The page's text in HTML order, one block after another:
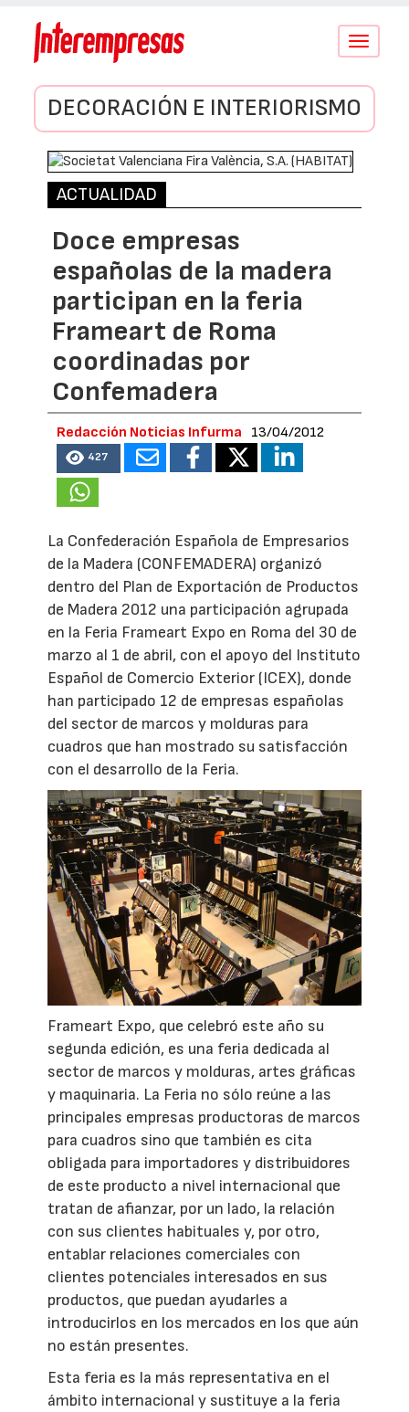
Conmutar
DECORACIÓN E INTERIORISMO
ACTUALIDAD
Doce empresas
españolas de la madera
participan en la feria
Frameart de Roma
coordinadas por
Confemadera
Redacción Noticias Infurma 13/04/2012
427
La Confederación Española de Empresarios
de la Madera (CONFEMADERA) organizó
dentro del Plan de Exportación de Productos
de Madera 2012 una participación agrupada
en la Feria Frameart Expo en Roma del 30 de
marzo al 1 de abril, con el apoyo del Instituto
Español de Comercio Exterior (ICEX), donde
han participado 12 de empresas españolas
del sector de marcos y molduras para
cuadros que han mostrado su satisfacción
con el desarrollo de la Feria.
Frameart Expo, que celebró este año su
segunda edición, es una feria dedicada al
sector de marcos y molduras, artes gráficas
y maquinaria. La Feria no sólo reúne a las
principales empresas productoras de marcos
para cuadros sino que también es cita
obligada para importadores y distribuidores
de este producto a nivel internacional que
tratan de afianzar, por un lado, la relación
con sus clientes habituales y, por otro,
entablar relaciones comerciales con
clientes potenciales interesados en sus
productos, que puedan ayudarles a
introducirlos en los mercados en los que aún
no están presentes.
Esta feria es la más representativa en el
ámbito internacional y sustituye a la feria